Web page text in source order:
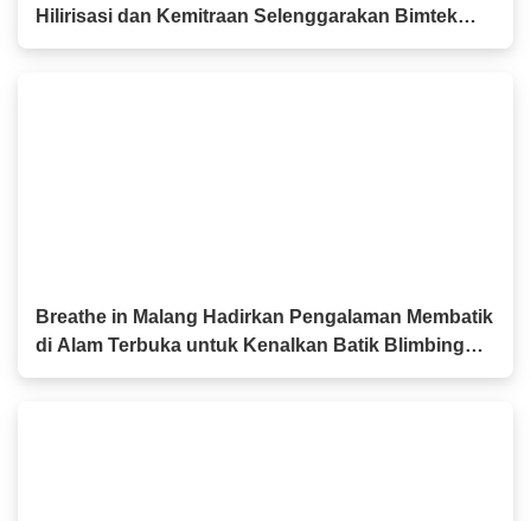
Hilirisasi dan Kemitraan Selenggarakan Bimtek
PVT
Breathe in Malang Hadirkan Pengalaman Membatik
di Alam Terbuka untuk Kenalkan Batik Blimbing
kepada Generasi Muda